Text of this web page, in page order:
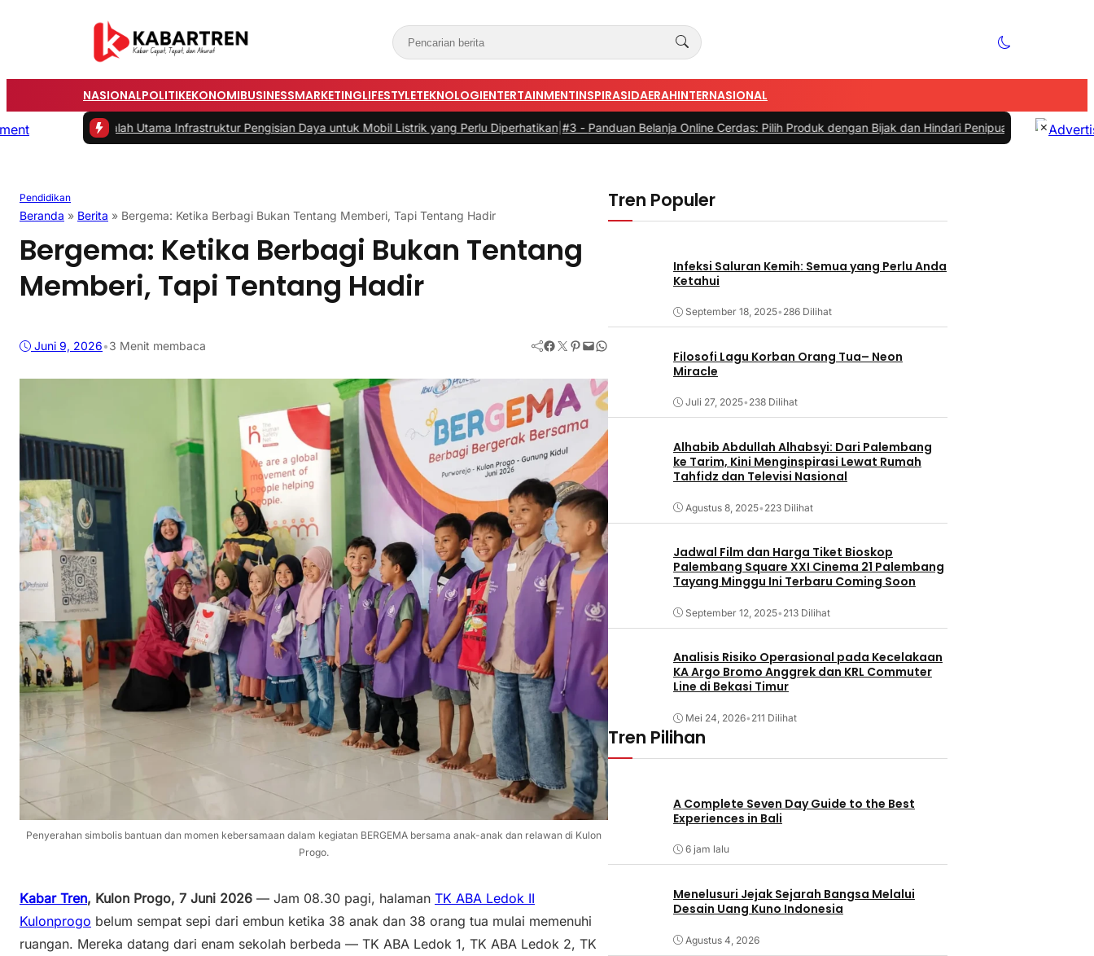
NASIONALPOLITIKEKONOMIBUSINESSMARKETINGLIFESTYLETEKNOLOGIENTERTAINMENTINSPIRASIDAERAHINTERNASIONAL
-Masalah Utama Infrastruktur Pengisian Daya untuk Mobil Listrik yang Perlu Diperhatikan|#3 -Panduan Belanja Online Cerdas: Pilih Produk dengan Bijak dan Hindari Penipuan|#4 -Tips Memilih Sepatu
Pendidikan
Beranda » Berita » Bergema: Ketika Berbagi Bukan Tentang Memberi, Tapi Tentang Hadir
Bergema: Ketika Berbagi Bukan Tentang
Memberi, Tapi Tentang Hadir
Juni 9, 2026•3 Menit membaca Facebook Twitter Pinterest Mail WhatsApp
Penyerahan simbolis bantuan dan momen kebersamaan dalam kegiatan BERGEMA bersama anak-anak dan relawan di Kulon
Progo.
Kabar Tren, Kulon Progo, 7 Juni 2026 — Jam 08.30 pagi, halaman TK ABA Ledok II
Kulonprogo belum sempat sepi dari embun ketika 38 anak dan 38 orang tua mulai memenuhi
ruangan. Mereka datang dari enam sekolah berbeda — TK ABA Ledok 1, TK ABA Ledok 2, TK
Tren Populer
Infeksi Saluran Kemih: Semua yang Perlu Anda
Ketahui
September 18, 2025• 286 Dilihat
Filosofi Lagu Korban Orang Tua– Neon
Miracle
Juli 27, 2025• 238 Dilihat
Alhabib Abdullah Alhabsyi: Dari Palembang
ke Tarim, Kini Menginspirasi Lewat Rumah
Tahfidz dan Televisi Nasional
Agustus 8, 2025• 223 Dilihat
Jadwal Film dan Harga Tiket Bioskop
Palembang Square XXI Cinema 21 Palembang
Tayang Minggu Ini Terbaru Coming Soon
September 12, 2025• 213 Dilihat
Analisis Risiko Operasional pada Kecelakaan
KA Argo Bromo Anggrek dan KRL Commuter
Line di Bekasi Timur
Mei 24, 2026• 211 Dilihat
Tren Pilihan
A Complete Seven Day Guide to the Best
Experiences in Bali
6 jam lalu
Menelusuri Jejak Sejarah Bangsa Melalui
Desain Uang Kuno Indonesia
Agustus 4, 2026
×